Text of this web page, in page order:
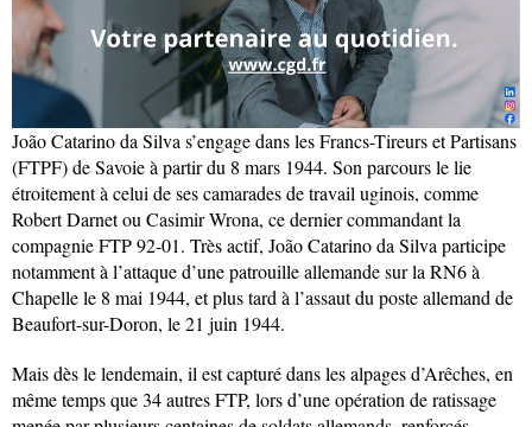
João Catarino da Silva s’engage dans les Francs-Tireurs et Partisans
(FTPF) de Savoie à partir du 8 mars 1944. Son parcours le lie
étroitement à celui de ses camarades de travail uginois, comme
Robert Darnet ou Casimir Wrona, ce dernier commandant la
compagnie FTP 92-01. Très actif, João Catarino da Silva participe
notamment à l’attaque d’une patrouille allemande sur la RN6 à
Chapelle le 8 mai 1944, et plus tard à l’assaut du poste allemand de
Beaufort-sur-Doron, le 21 juin 1944.
Mais dès le lendemain, il est capturé dans les alpages d’Arêches, en
même temps que 34 autres FTP, lors d’une opération de ratissage